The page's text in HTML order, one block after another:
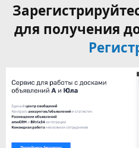
для получения